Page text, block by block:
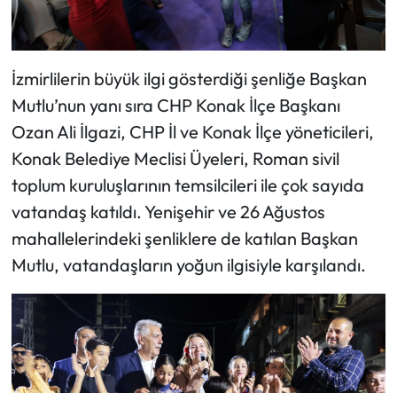
İzmirlilerin büyük ilgi gösterdiği şenliğe Başkan
Mutlu’nun yanı sıra CHP Konak İlçe Başkanı
Ozan Ali İlgazi, CHP İl ve Konak İlçe yöneticileri,
Konak Belediye Meclisi Üyeleri, Roman sivil
toplum kuruluşlarının temsilcileri ile çok sayıda
vatandaş katıldı. Yenişehir ve 26 Ağustos
mahallelerindeki şenliklere de katılan Başkan
Mutlu, vatandaşların yoğun ilgisiyle karşılandı.